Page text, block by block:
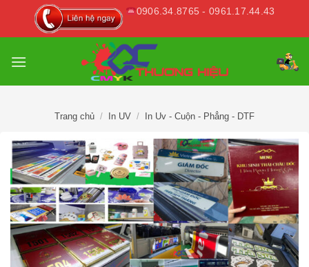
0906.34.8765 - 0961.17.44.43
Trang chủ / In UV / In Uv - Cuộn - Phẳng - DTF